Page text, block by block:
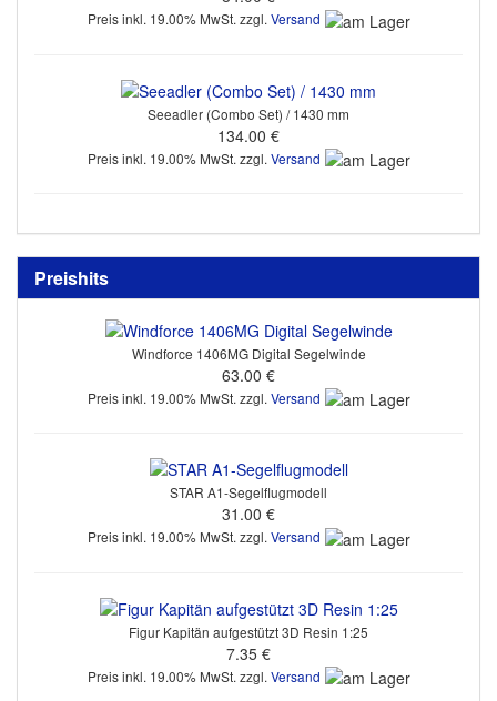
Preis inkl. 19.00% MwSt. zzgl. Versand
Seeadler (Combo Set) / 1430 mm
134.00 €
Preis inkl. 19.00% MwSt. zzgl. Versand
Preishits
Windforce 1406MG Digital Segelwinde
63.00 €
Preis inkl. 19.00% MwSt. zzgl. Versand
STAR A1-Segelflugmodell
31.00 €
Preis inkl. 19.00% MwSt. zzgl. Versand
Figur Kapitän aufgestützt 3D Resin 1:25
7.35 €
Preis inkl. 19.00% MwSt. zzgl. Versand